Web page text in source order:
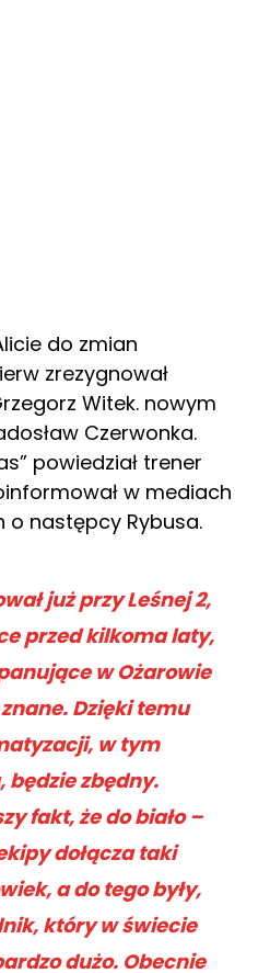
do zmian
zrezygnował
Witek. nowym
Czerwonka.
powiedział trener
w mediach
o następcy Rybusa.
już przy Leśnej 2,
przed kilkoma laty,
w Ożarowie
Dzięki temu
w tym
będzie zbędny.
fakt, że do biało –
dołącza taki
a do tego były,
który w świecie
dużo. Obecnie